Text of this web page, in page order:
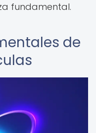
fundamental.
de